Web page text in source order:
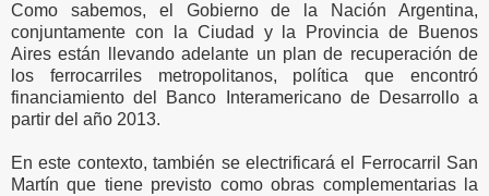
Como sabemos, el Gobierno de la Nación Argentina,
conjuntamente con la Ciudad y la Provincia de Buenos
Aires están llevando adelante un plan de recuperación de
los ferrocarriles metropolitanos, política que encontró
financiamiento del Banco Interamericano de Desarrollo a
partir del año 2013.
En este contexto, también se electrificará el Ferrocarril San
Martín que tiene previsto como obras complementarias la